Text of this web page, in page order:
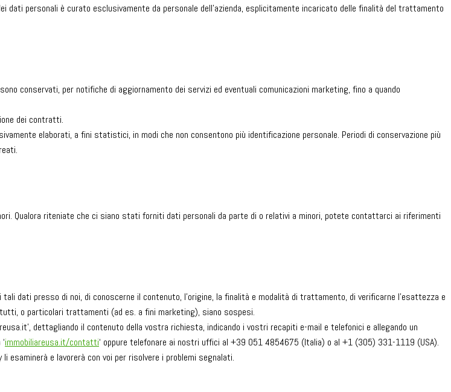
personali è curato esclusivamente da personale dell’azienda, esplicitamente incaricato delle finalità del trattamento
conservati, per notifiche di aggiornamento dei servizi ed eventuali comunicazioni marketing, fino a quando
dei contratti.
elaborati, a fini statistici, in modi che non consentono più identificazione personale. Periodi di conservazione più
Qualora riteniate che ci siano stati forniti dati personali da parte di o relativi a minori, potete contattarci ai riferimenti
dati presso di noi, di conoscerne il contenuto, l’origine, la finalità e modalità di trattamento, di verificarne l’esattezza e
o particolari trattamenti (ad es. a fini marketing), siano sospesi.
dettagliando il contenuto della vostra richiesta, indicando i vostri recapiti e-mail e telefonici e allegando un
immobiliareusa.it/contatti‘ oppure telefonare ai nostri uffici al +39 051 4854675 (Italia) o al +1 (305) 331-1119 (USA).
e lavorerà con voi per risolvere i problemi segnalati.